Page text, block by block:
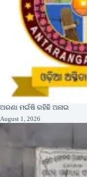
ଅରଣା ମଇଁଷି ରହିଛି ଅନାଇ
August 1, 2026